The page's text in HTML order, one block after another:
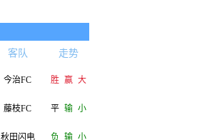
客队 走势
今治FC 胜 赢 大
藤枝FC 平 输 小
秋田闪电 负 输 小